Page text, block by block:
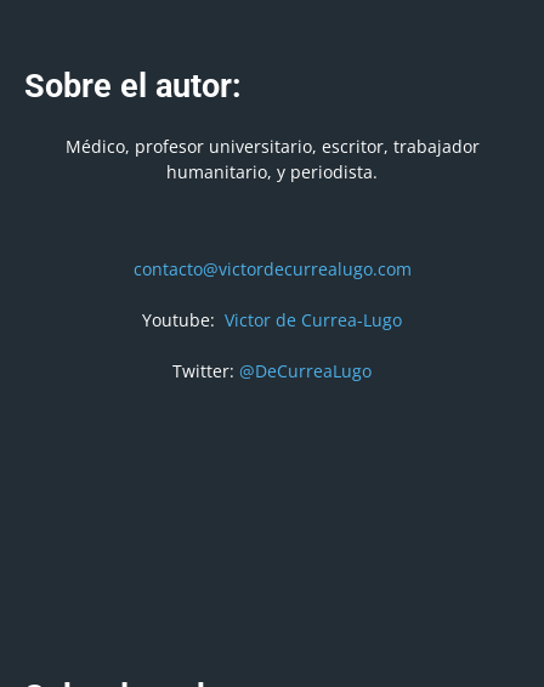
Sobre el autor:
Médico, profesor universitario, escritor, trabajador
humanitario, y periodista.
contacto@victordecurrealugo.com
Youtube: Victor de Currea-Lugo
Twitter: @DeCurreaLugo